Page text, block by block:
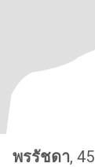
พรรัชดา, 45